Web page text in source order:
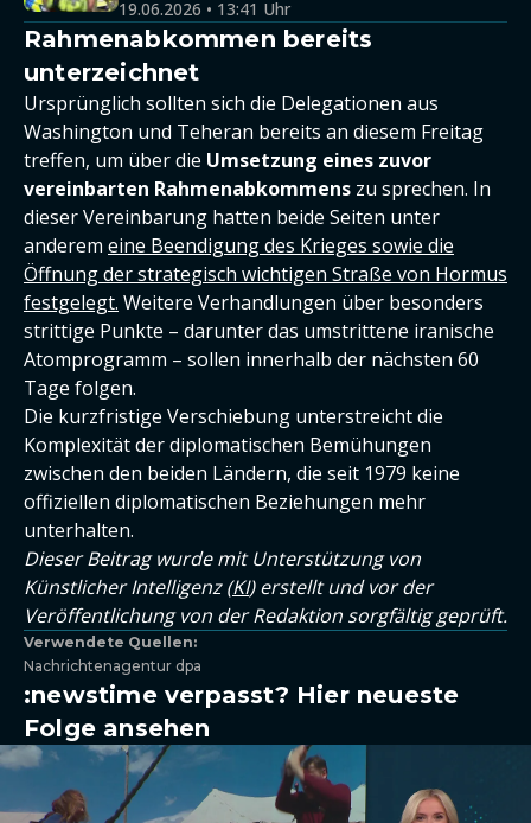
19.06.2026 • 13:41 Uhr
Rahmenabkommen bereits
unterzeichnet
Ursprünglich sollten sich die Delegationen aus
Washington und Teheran bereits an diesem Freitag
treffen, um über die Umsetzung eines zuvor
vereinbarten Rahmenabkommens zu sprechen. In
dieser Vereinbarung hatten beide Seiten unter
anderem eine Beendigung des Krieges sowie die
Öffnung der strategisch wichtigen Straße von Hormus
festgelegt. Weitere Verhandlungen über besonders
strittige Punkte – darunter das umstrittene iranische
Atomprogramm – sollen innerhalb der nächsten 60
Tage folgen.
Die kurzfristige Verschiebung unterstreicht die
Komplexität der diplomatischen Bemühungen
zwischen den beiden Ländern, die seit 1979 keine
offiziellen diplomatischen Beziehungen mehr
unterhalten.
Dieser Beitrag wurde mit Unterstützung von
Künstlicher Intelligenz (KI) erstellt und vor der
Veröffentlichung von der Redaktion sorgfältig geprüft.
Verwendete Quellen:
Nachrichtenagentur dpa
:newstime verpasst? Hier neueste
Folge ansehen